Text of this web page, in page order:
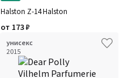
Halston Z-14 Halston
от 173₽
унисекс
2015